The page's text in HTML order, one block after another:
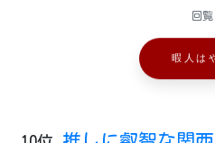
回覧
暇人は